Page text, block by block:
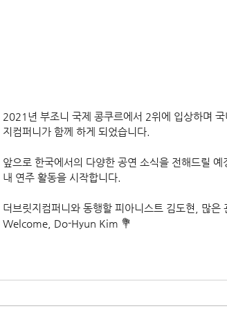
2021년 부조니 국제 콩쿠르에서 2위에 입상하며
지컴퍼니가 함께 하게 되었습니다.
앞으로 한국에서의 다양한 공연 소식을 전해드릴
내 연주 활동을 시작합니다.
더브릿지컴퍼니와 동행할 피아니스트 김도현, 많은
Welcome, Do-Hyun Kim 💐